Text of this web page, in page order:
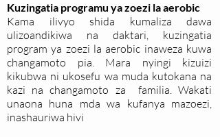
Kuzingatia programu ya zoezi la aerobic
Kama ilivyo shida kumaliza dawa
ulizoandikiwa na daktari, kuzingatia
program ya zoezi la aerobic inaweza kuwa
changamoto pia. Mara nyingi kizuizi
kikubwa ni ukosefu wa muda kutokana na
kazi na changamoto za familia. Wakati
unaona huna mda wa kufanya mazoezi,
inashauriwa hivi